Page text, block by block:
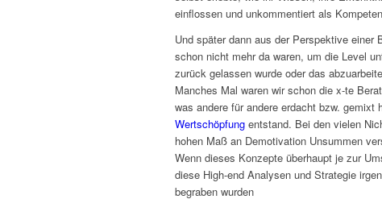
einflossen und unkommentiert als
Und später dann aus der Perspektive einer
schon nicht mehr da waren, um die Level
zurück gelassen wurde oder das
Manches Mal waren wir schon die x-te
was andere für andere erdacht bzw.
Wertschöpfung entstand. Bei den vielen
hohen Maß an Demotivation Unsummen
Wenn dieses Konzepte überhaupt je zur
diese High-end Analysen und Strategie
begraben wurden